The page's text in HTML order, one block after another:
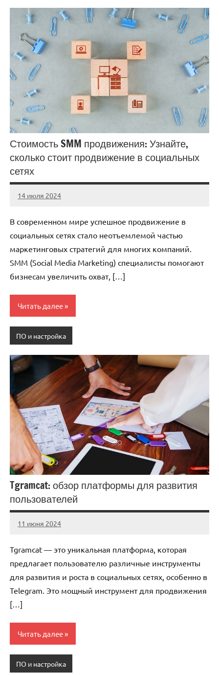
Стоимость SMM продвижения: Узнайте,
сколько стоит продвижение в социальных
сетях
14 июля 2024
Avtor
Нет
В современном мире успешное продвижение в
социальных сетях стало неотъемлемой частью
маркетинговых стратегий для многих компаний.
SMM (Social Media Marketing) специалисты помогают
бизнесам увеличить охват, […]
Читать далее
ПО и настройка
Tgramcat: обзор платформы для развития
пользователей
11 июня 2024
Avtor
Нет
Tgramcat — это уникальная платформа, которая
предлагает пользователю различные инструменты
для развития и роста в социальных сетях, особенно в
Telegram. Это мощный инструмент для продвижения
[…]
Читать далее
ПО и настройка